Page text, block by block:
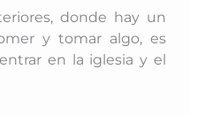
donde hay un
y tomar algo, es
en la iglesia y el